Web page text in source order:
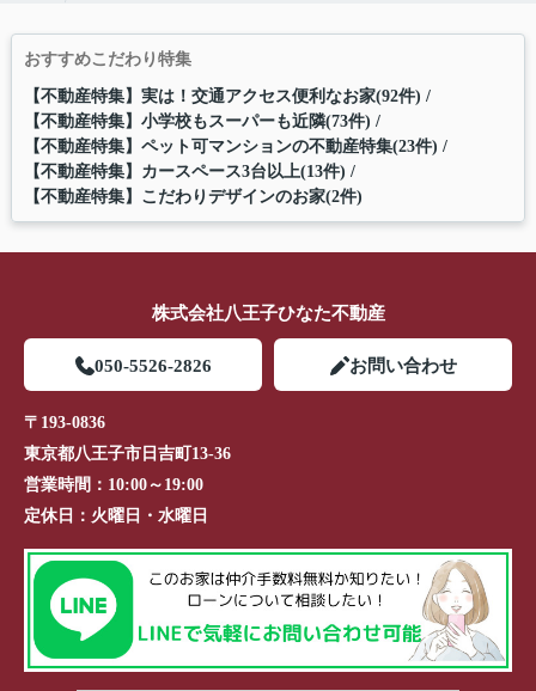
おすすめこだわり特集
【不動産特集】実は！交通アクセス便利なお家(92件)
【不動産特集】小学校もスーパーも近隣(73件)
【不動産特集】ペット可マンションの不動産特集(23件)
【不動産特集】カースペース3台以上(13件)
【不動産特集】こだわりデザインのお家(2件)
株式会社八王子ひなた不動産
050-5526-2826 お問い合わせ
〒193-0836
東京都八王子市日吉町13-36
営業時間： 10:00～19:00
定休日： 火曜日・水曜日